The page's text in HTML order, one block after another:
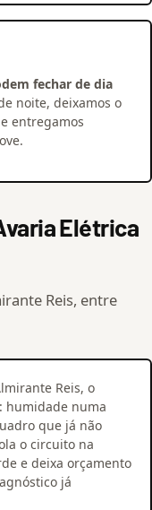
fechar de dia
noite, deixamos o
entregamos
Elétrica
Reis, entre
Reis, o
humidade numa
que já não
o circuito na
e deixa orçamento
já